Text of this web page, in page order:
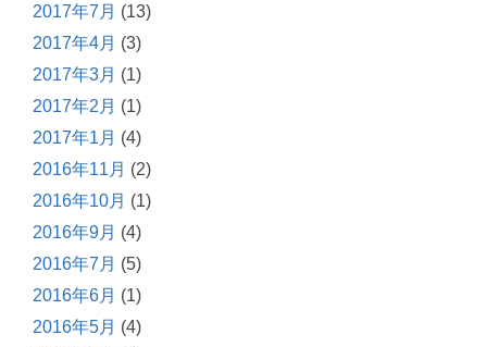
2017年7月 (13)
2017年4月 (3)
2017年3月 (1)
2017年2月 (1)
2017年1月 (4)
2016年11月 (2)
2016年10月 (1)
2016年9月 (4)
2016年7月 (5)
2016年6月 (1)
2016年5月 (4)